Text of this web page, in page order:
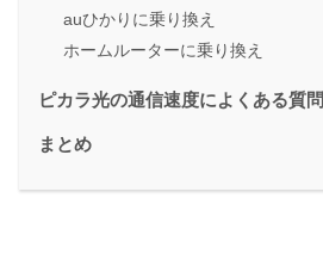
auひかりに乗り換え
ホームルーターに乗り換え
ピカラ光の通信速度によくある質問
まとめ